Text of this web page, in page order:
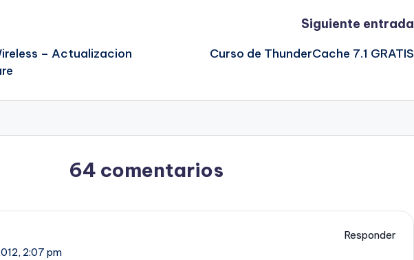
– Actualizacion
Siguiente entrada
Curso de ThunderCache 7.1 GRATIS
64 comentarios
Responder
2:07 pm